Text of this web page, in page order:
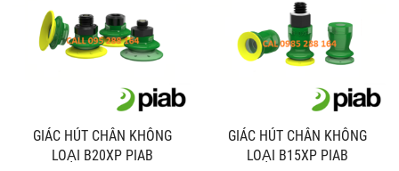
GIÁC HÚT CHÂN KHÔNG
LOẠI B20XP PIAB
GIÁC HÚT CHÂN KHÔNG
LOẠI B15XP PIAB